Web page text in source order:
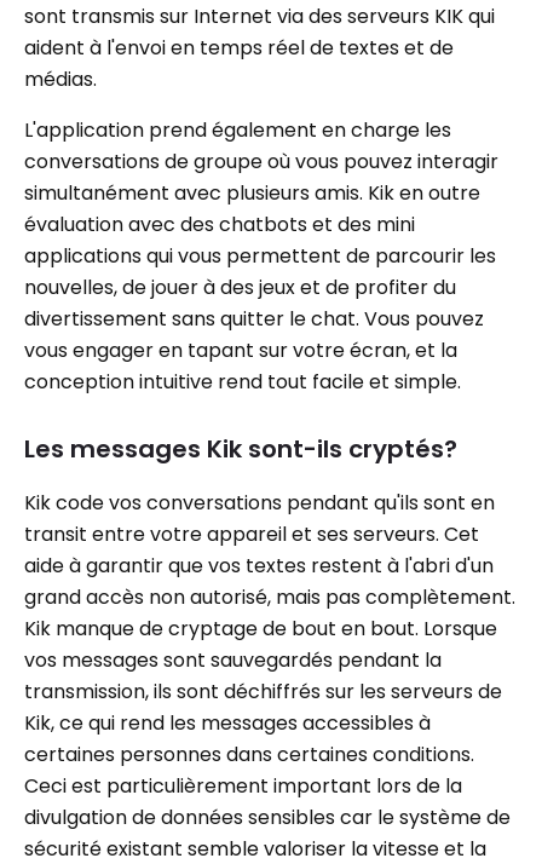
sont transmis sur Internet via des serveurs KIK qui
aident à l'envoi en temps réel de textes et de
médias.
L'application prend également en charge les
conversations de groupe où vous pouvez interagir
simultanément avec plusieurs amis. Kik en outre
évaluation avec des chatbots et des mini
applications qui vous permettent de parcourir les
nouvelles, de jouer à des jeux et de profiter du
divertissement sans quitter le chat. Vous pouvez
vous engager en tapant sur votre écran, et la
conception intuitive rend tout facile et simple.
Les messages Kik sont-ils cryptés?
Kik code vos conversations pendant qu'ils sont en
transit entre votre appareil et ses serveurs. Cet
aide à garantir que vos textes restent à l'abri d'un
grand accès non autorisé, mais pas complètement.
Kik manque de cryptage de bout en bout. Lorsque
vos messages sont sauvegardés pendant la
transmission, ils sont déchiffrés sur les serveurs de
Kik, ce qui rend les messages accessibles à
certaines personnes dans certaines conditions.
Ceci est particulièrement important lors de la
divulgation de données sensibles car le système de
sécurité existant semble valoriser la vitesse et la